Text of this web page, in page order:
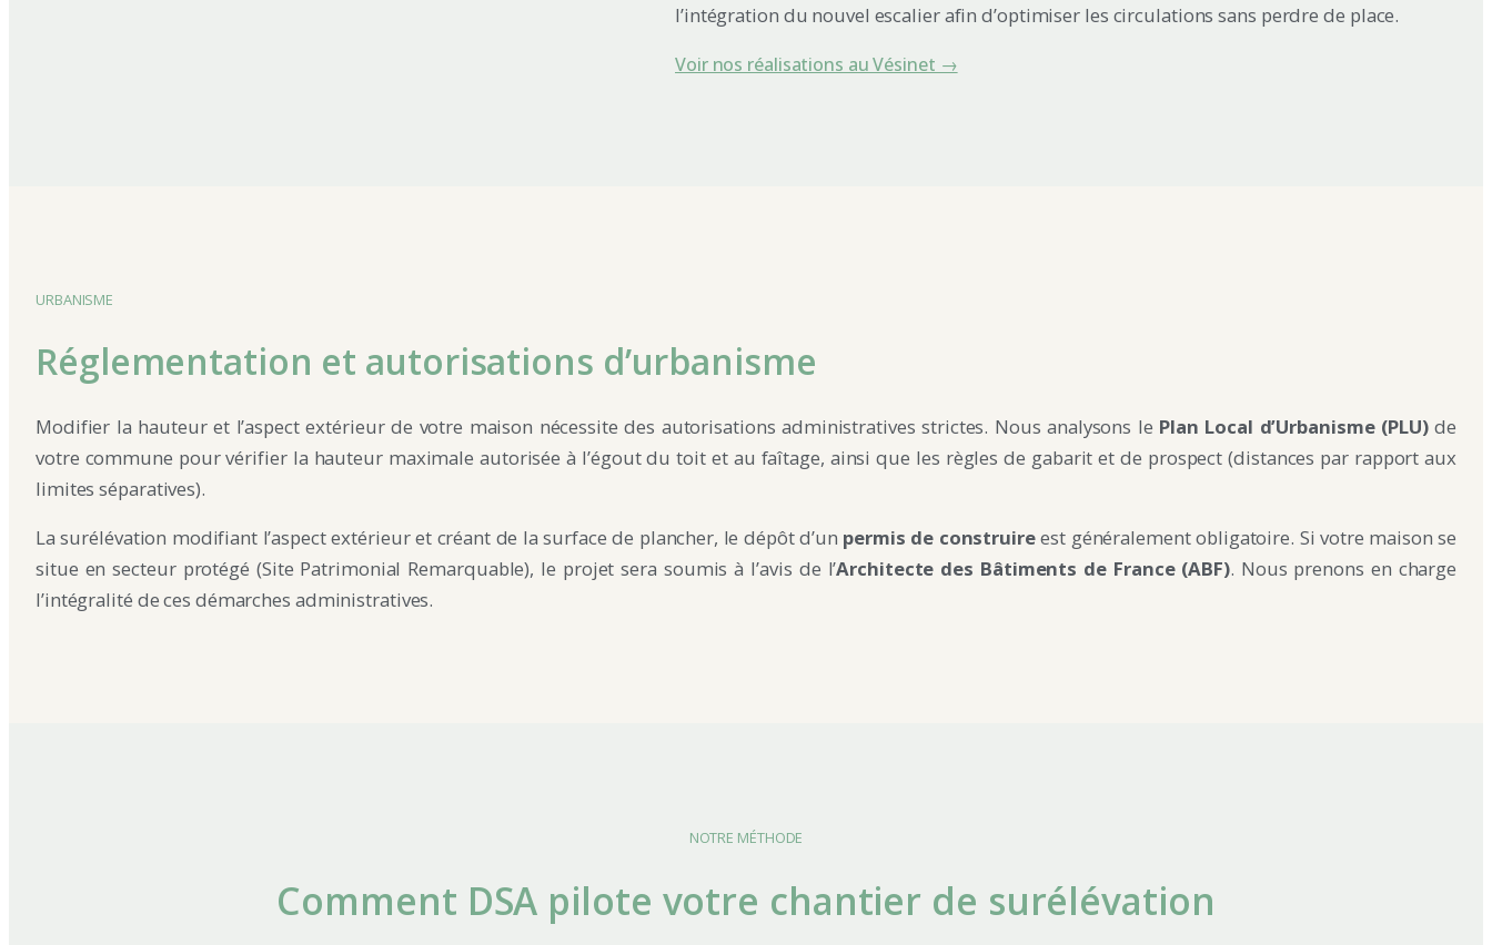
l’intégration du nouvel escalier afin d’optimiser les circulations sans perdre de place.
Voir nos réalisations au Vésinet →
URBANISME
Réglementation et autorisations d’urbanisme
Modifier la hauteur et l’aspect extérieur de votre maison nécessite des autorisations administratives strictes. Nous analysons le Plan Local d’Urbanisme (PLU)de
votre commune pour vérifier la hauteur maximale autorisée à l’égout du toit et au faîtage, ainsi que les règles de gabarit et de prospect (distances par rapport aux
limites séparatives).
La surélévation modifiant l’aspect extérieur et créant de la surface de plancher, le dépôt d’un permis de construireest généralement obligatoire. Si votre maison se
situe en secteur protégé (Site Patrimonial Remarquable), le projet sera soumis à l’avis de l’Architecte des Bâtiments de France (ABF). Nous prenons en charge
l’intégralité de ces démarches administratives.
NOTRE MÉTHODE
Comment DSA pilote votre chantier de surélévation